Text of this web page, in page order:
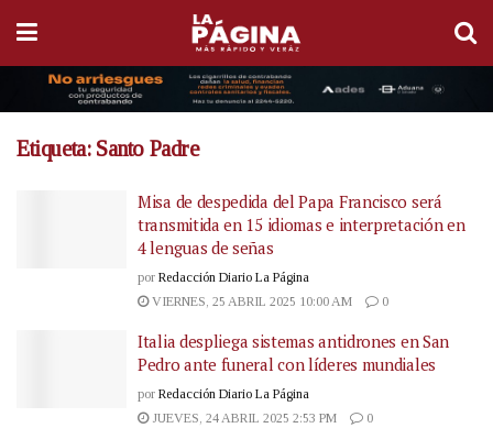
Etiqueta: Santo Padre
Misa de despedida del Papa Francisco será
transmitida en 15 idiomas e interpretación en
4 lenguas de señas
por Redacción Diario La Página
VIERNES, 25 ABRIL 2025 10:00 AM
0
Italia despliega sistemas antidrones en San
Pedro ante funeral con líderes mundiales
por Redacción Diario La Página
JUEVES, 24 ABRIL 2025 2:53 PM
0